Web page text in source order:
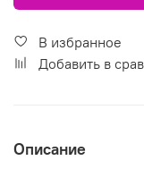
В избранное
Добавить в
Описание